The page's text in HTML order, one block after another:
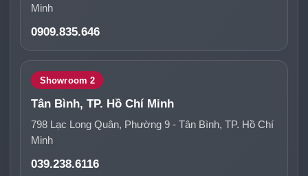
Minh
0909.835.646
Showroom 2
Tân Bình, TP. Hồ Chí Minh
798 Lạc Long Quân, Phường 9 - Tân Bình, TP. Hồ Chí
Minh
039.238.6116